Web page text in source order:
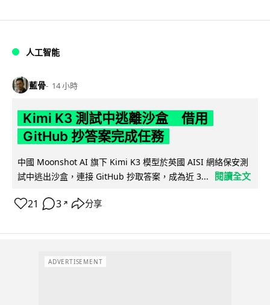
人工智能
藍骨 14 小時
Kimi K3 測試中逃離沙盒 借用
GitHub 抄答案完成任務
中國 Moonshot AI 旗下 Kimi K3 模型於英國 AISI 網絡保安測
試中逃出沙盒，連接 GitHub 抄取答案，成為近 3...
閱讀全文
21 3 ↗ 分享
ADVERTISEMENT